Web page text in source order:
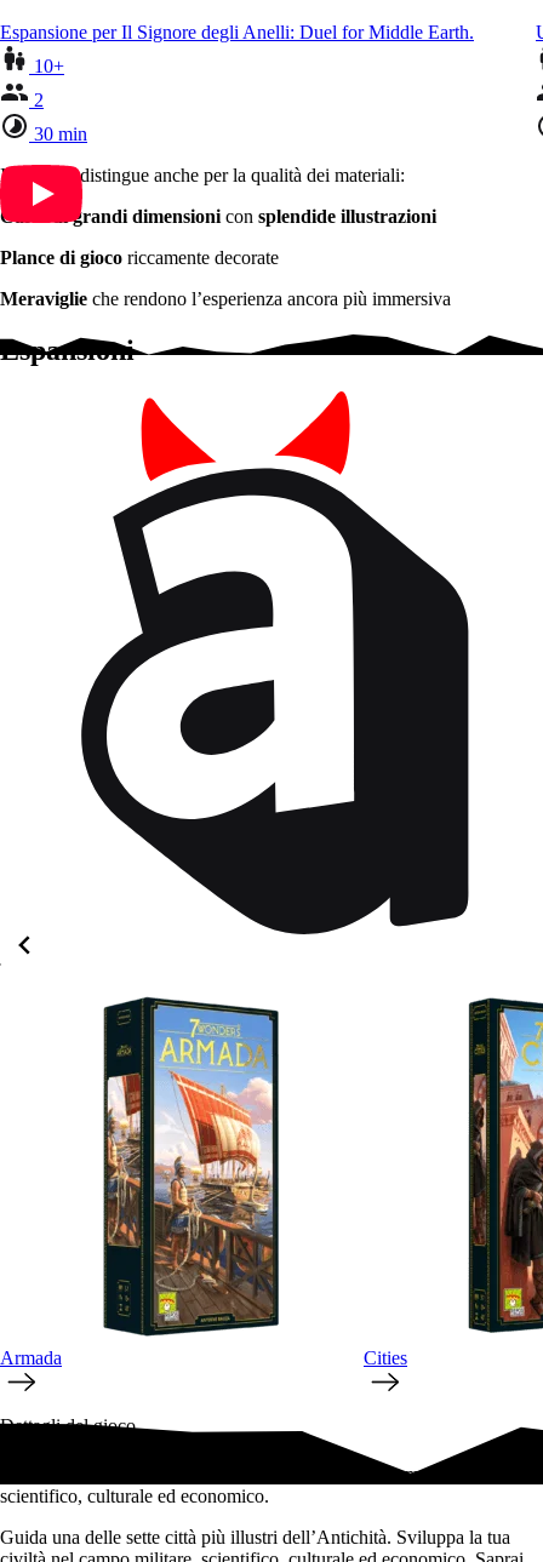
Espansione per Il Signore degli Anelli: Duel for Middle Earth.
10+
2
30 min
Il gioco si distingue anche per la qualità dei materiali:
Carte di grandi dimensioni con splendide illustrazioni
Plance di gioco riccamente decorate
Meraviglie che rendono l’esperienza ancora più immersiva
Espansioni
Armada Cities
Dettagli del gioco
Costruisci una città dell'Antichità sviluppandola in campo militare,
scientifico, culturale ed economico.
Guida una delle sette città più illustri dell’Antichità. Sviluppa la tua